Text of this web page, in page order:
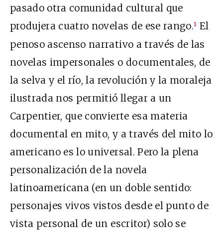
pasado otra comunidad cultural que
produjera cuatro novelas de ese rango.1 El
penoso ascenso narrativo a través de las
novelas impersonales o documentales, de
la selva y el río, la revolución y la moraleja
ilustrada nos permitió llegar a un
Carpentier, que convierte esa materia
documental en mito, y a través del mito lo
americano es lo universal. Pero la plena
personalización de la novela
latinoamericana (en un doble sentido:
personajes vivos vistos desde el punto de
vista personal de un escritor) solo se